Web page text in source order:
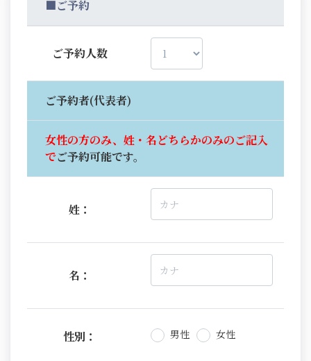
■ご予約
ご予約人数
ご予約者(代表者)
女性の方のみ、姓・名どちらかのみのご記入
でご予約可能です。
姓：
名：
性別： 男性 女性